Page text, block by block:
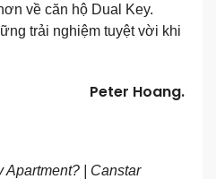
về căn hộ Dual Key.
trải nghiệm tuyệt vời khi
Peter Hoang.
Apartment? | Canstar